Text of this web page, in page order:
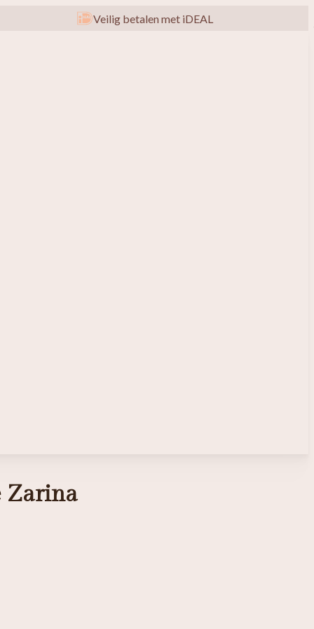
Veilig betalen met iDEAL
Zarina